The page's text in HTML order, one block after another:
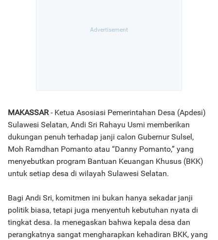
MAKASSAR- Ketua Asosiasi Pemerintahan Desa (Apdesi)
Sulawesi Selatan, Andi Sri Rahayu Usmi memberikan
dukungan penuh terhadap janji calon Gubernur Sulsel,
Moh Ramdhan Pomanto atau “Danny Pomanto,” yang
menyebutkan program Bantuan Keuangan Khusus (BKK)
untuk setiap desa di wilayah Sulawesi Selatan.
Bagi Andi Sri, komitmen ini bukan hanya sekadar janji
politik biasa, tetapi juga menyentuh kebutuhan nyata di
tingkat desa. Ia menegaskan bahwa kepala desa dan
perangkatnya sangat mengharapkan kehadiran BKK, yang